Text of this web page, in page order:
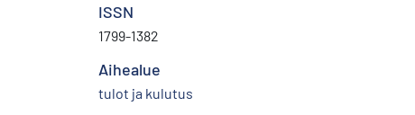
ISSN
1799-1382
Aihealue
tulot ja kulutus